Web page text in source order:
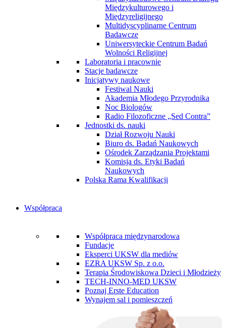
Międzykulturowego i
Międzyreligijnego
Multidyscyplinarne Centrum
Badawcze
Uniwersyteckie Centrum Badań
Wolności Religijnej
Laboratoria i pracownie
Stacje badawcze
Inicjatywy naukowe
Festiwal Nauki
Akademia Młodego Przyrodnika
Noc Biologów
Radio Filozoficzne „Sed Contra”
Jednostki ds. nauki
Dział Rozwoju Nauki
Biuro ds. Badań Naukowych
Ośrodek Zarządzania Projektami
Komisja ds. Etyki Badań
Naukowych
Polska Rama Kwalifikacji
Współpraca
Współpraca międzynarodowa
Fundacje
Eksperci UKSW dla mediów
EZRA UKSW Sp. z o.o.
Terapia Środowiskowa Dzieci i Młodzieży
TECH-INNO-MED UKSW
Poznaj Erste Education
Wynajem sal i pomieszczeń